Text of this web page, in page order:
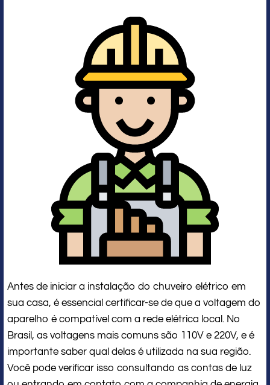
Antes de iniciar a instalação do chuveiro elétrico em
sua casa, é essencial certificar-se de que a voltagem do
aparelho é compatível com a rede elétrica local. No
Brasil, as voltagens mais comuns são 110V e 220V, e é
importante saber qual delas é utilizada na sua região.
Você pode verificar isso consultando as contas de luz